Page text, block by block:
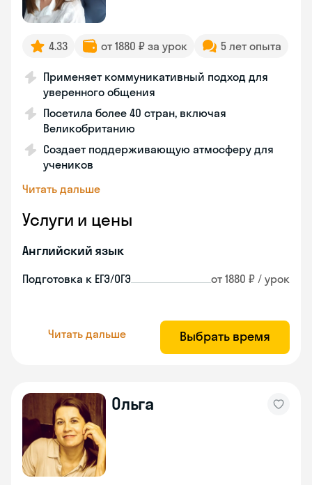
4.33 от 1880 ₽ за урок 5 лет опыта
Применяет коммуникативный подход для
уверенного общения
Посетила более 40 стран, включая
Великобританию
Создает поддерживающую атмосферу для
учеников
Читать дальше
Услуги и цены
Английский язык
Подготовка к ЕГЭ/ОГЭ от 1880 ₽ / урок
Читать дальше Выбрать время
Ольга